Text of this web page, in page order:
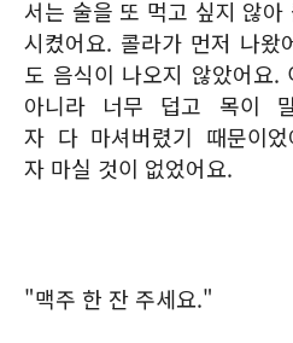
서는 술을 또 먹고 싶지 않
시켰어요. 콜라가 먼저 나왔
도 음식이 나오지 않았어요.
아니라 너무 덥고 목이
자 다 마셔버렸기 때문이
자 마실 것이 없었어요.
"맥주 한 잔 주세요."